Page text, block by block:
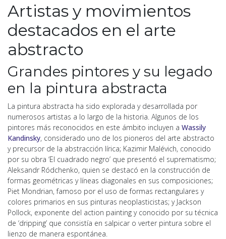
Artistas y movimientos
destacados en el arte
abstracto
Grandes pintores y su legado
en la pintura abstracta
La pintura abstracta ha sido explorada y desarrollada por
numerosos artistas a lo largo de la historia. Algunos de los
pintores más reconocidos en este ámbito incluyen a Wassily
Kandinsky, considerado uno de los pioneros del arte abstracto
y precursor de la abstracción lírica; Kazimir Malévich, conocido
por su obra ‘El cuadrado negro’ que presentó el suprematismo;
Aleksandr Ródchenko, quien se destacó en la construcción de
formas geométricas y líneas diagonales en sus composiciones;
Piet Mondrian, famoso por el uso de formas rectangulares y
colores primarios en sus pinturas neoplasticistas; y Jackson
Pollock, exponente del action painting y conocido por su técnica
de ‘dripping’ que consistía en salpicar o verter pintura sobre el
lienzo de manera espontánea.